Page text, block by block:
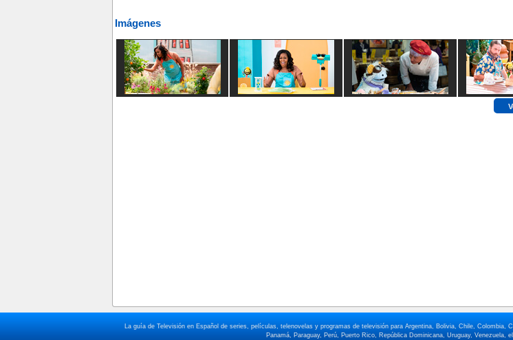
Imágenes
La guía de Televisión en Español de series, películas, telenovelas y programas de televisión para Argentina, Bolivia, Chile,
Panamá, Paraguay, Perú, Puerto Rico, República Dominicana, Uruguay, Venezuela,